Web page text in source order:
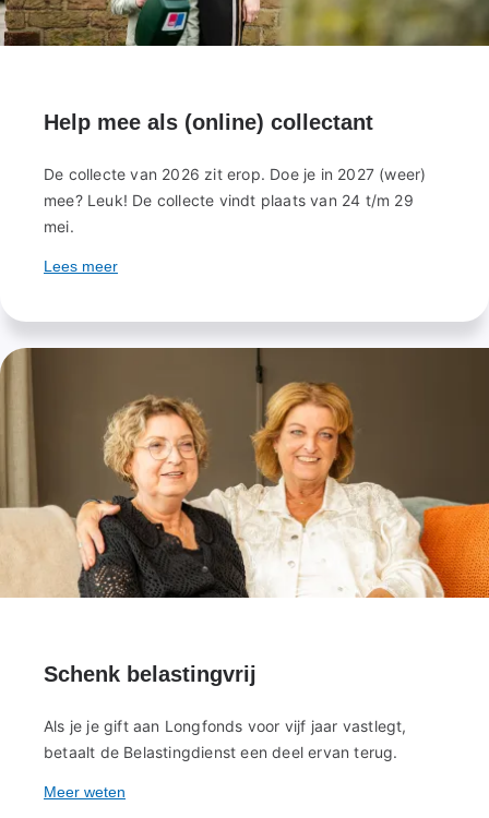
Help mee als (online) collectant
De collecte van 2026 zit erop. Doe je in 2027 (weer)
mee? Leuk! De collecte vindt plaats van 24 t/m 29
mei.
Lees meer
Schenk belastingvrij
Als je je gift aan Longfonds voor vijf jaar vastlegt,
betaalt de Belastingdienst een deel ervan terug.
Meer weten